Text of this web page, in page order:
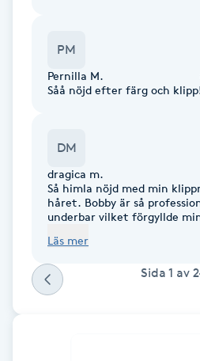
Funktionsanalys
Färgning
Gel naglar
Gelenaglar
Gellack
PM
Pernilla M.
Såå nöjd efter färg och
DM
dragica m.
Så himla nöjd med min
håret. Bobby är så
underbar vilket förgyllde
ser verkligen fram emot
Läs mer
Sida 1 av